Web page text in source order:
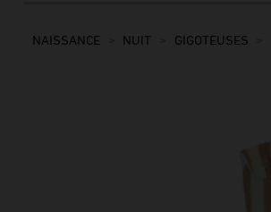
NAISSANCE NUIT GIGOTEUSES